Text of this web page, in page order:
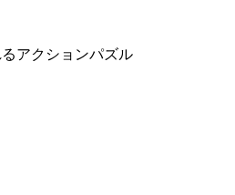
アクションパズル